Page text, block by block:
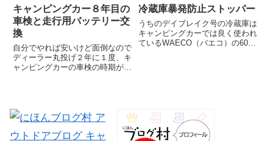
のLEDを点ければ車内全体の様子
が分かりますし、トイレに...
なら寒さもへっちゃら。むしろ
こ...
キャンピングカー８年目の
車検と走行用バッテリー交
換
自分でやれば安いけど面倒なので
ディーラー丸投げ２年に１度、キ
ャンピングカーの車検の時期がや
になります。幸いうちのデイブ...
冷蔵庫暴発防止ストッパー
うちのデイブレイク号の冷蔵庫は
キャンピングカーでは良く使われ
ているWAECO（バエコ）の60リ